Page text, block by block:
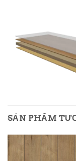
SẢN PHẨM